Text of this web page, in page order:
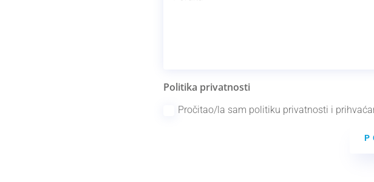
Politika privatnosti
Pročitao/la sam politiku privatnosti i